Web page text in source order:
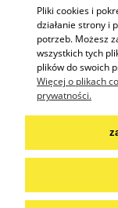
Znajdź
"2TREES"
Pliki cookies i
działanie strony i
potrzeb. Możesz
wszystkich tych
plików do swoich
Więcej o plikach
prywatności.